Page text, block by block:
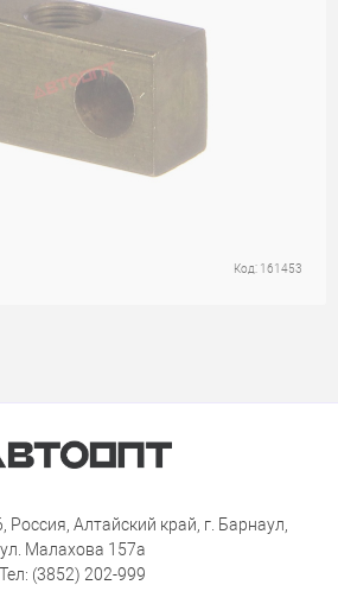
Код: 161453
Россия, Алтайский край, г. Барнаул,
ул. Малахова 157а
Тел: (3852) 202-999